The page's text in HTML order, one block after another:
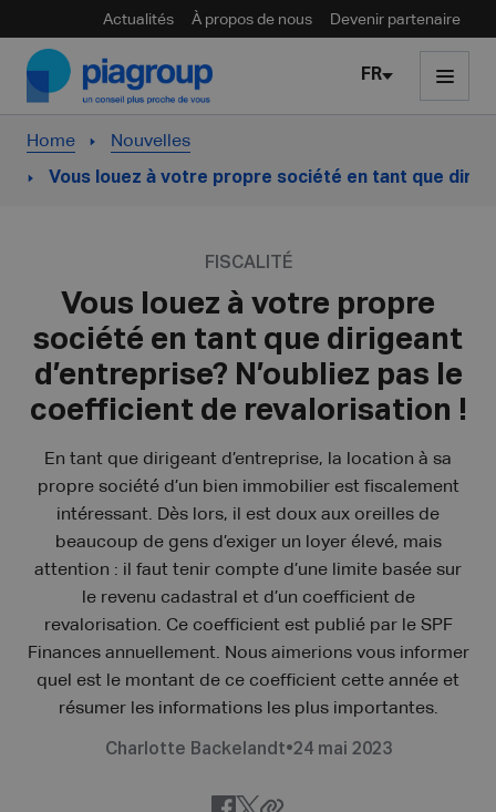
Actualités À propos de nous Devenir partenaire
Skip to content
FR
Home Nouvelles
Vous louez à votre propre société en tant que
FISCALITÉ
Vous louez à votre propre
société en tant que dirigeant
d’entreprise? N’oubliez pas le
coefficient de revalorisation !
En tant que dirigeant d’entreprise, la location à sa
propre société d’un bien immobilier est fiscalement
intéressant. Dès lors, il est doux aux oreilles de
beaucoup de gens d’exiger un loyer élevé, mais
attention : il faut tenir compte d’une limite basée sur
le revenu cadastral et d’un coefficient de
revalorisation. Ce coefficient est publié par le SPF
Finances annuellement. Nous aimerions vous informer
quel est le montant de ce coefficient cette année et
résumer les informations les plus importantes.
Charlotte Backelandt•24 mai 2023